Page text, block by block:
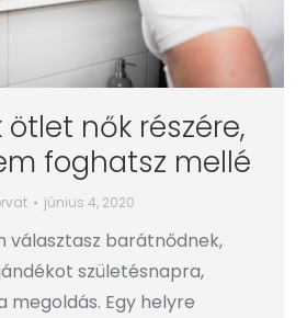
nők részére,
foghatsz mellé
június 4, 2020
választasz barátnődnek,
születésnapra,
megoldás. Egy helyre